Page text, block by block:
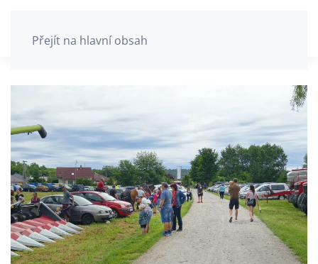
Přejít na hlavní obsah